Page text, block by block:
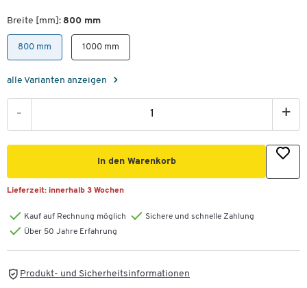
Breite [mm]: 800 mm
800 mm 1000 mm
alle Varianten anzeigen
- +
In den Warenkorb
Lieferzeit: innerhalb 3 Wochen
Kauf auf Rechnung möglich
Sichere und schnelle Zahlung
Über 50 Jahre Erfahrung
Produkt- und Sicherheitsinformationen